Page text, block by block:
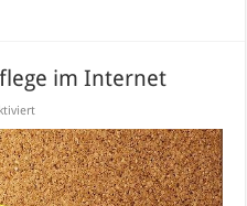
im Internet
für
wichtig:
Profilpflege
im
Internet